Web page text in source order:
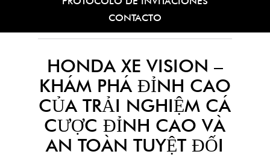
CONTACTO
HONDA XE VISION –
KHÁM PHÁ ĐỈNH CAO
CỦA TRẢI NGHIỆM CÁ
CƯỢC ĐỈNH CAO VÀ
AN TOÀN TUYỆT ĐỐI